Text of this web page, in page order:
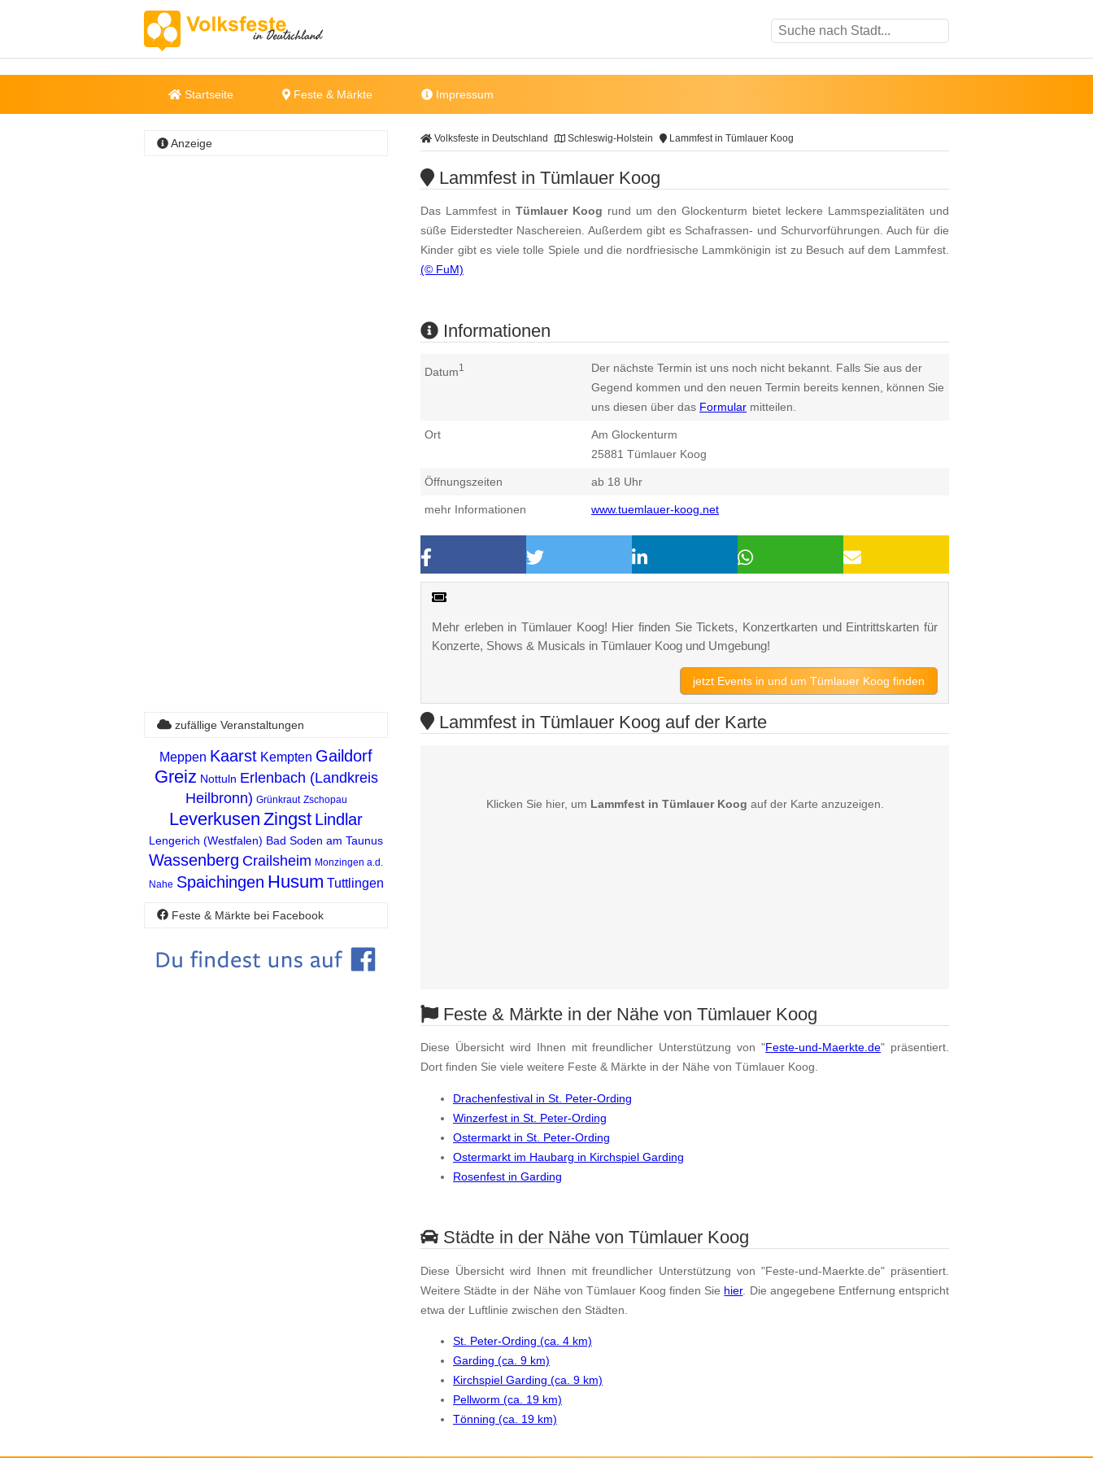
Startseite Feste & Märkte Impressum
Volksfeste in Deutschland Schleswig-Holstein Lammfest in Tümlauer Koog
Lammfest in Tümlauer Koog
Das Lammfest in Tümlauer Koog rund um den Glockenturm bietet leckere Lammspezialitäten und
süße Eiderstedter Naschereien. Außerdem gibt es Schafrassen- und Schurvorführungen. Auch für die
Kinder gibt es viele tolle Spiele und die nordfriesische Lammkönigin ist zu Besuch auf dem Lammfest.
(© FuM)
Informationen
Datum1
Der nächste Termin ist uns noch nicht bekannt. Falls Sie aus der
Gegend kommen und den neuen Termin bereits kennen, können Sie
uns diesen über das Formular mitteilen.
Ort
Am Glockenturm
25881 Tümlauer Koog
Öffnungszeiten ab 18 Uhr
mehr Informationen www.tuemlauer-koog.net
Mehr erleben in Tümlauer Koog! Hier finden Sie Tickets, Konzertkarten und Eintrittskarten für
Konzerte, Shows & Musicals in Tümlauer Koog und Umgebung!
jetzt Events in und um Tümlauer Koog finden
Anzeige
Lammfest in Tümlauer Koog auf der Karte
Klicken Sie hier, um Lammfest in Tümlauer Koog auf der Karte anzuzeigen.
Feste & Märkte in der Nähe von Tümlauer Koog
Diese Übersicht wird Ihnen mit freundlicher Unterstützung von "Feste-und-Maerkte.de" präsentiert.
Dort finden Sie viele weitere Feste & Märkte in der Nähe von Tümlauer Koog.
Drachenfestival in St. Peter-Ording
Winzerfest in St. Peter-Ording
Ostermarkt in St. Peter-Ording
Ostermarkt im Haubarg in Kirchspiel Garding
Rosenfest in Garding
Städte in der Nähe von Tümlauer Koog
Diese Übersicht wird Ihnen mit freundlicher Unterstützung von "Feste-und-Maerkte.de" präsentiert.
Weitere Städte in der Nähe von Tümlauer Koog finden Sie hier. Die angegebene Entfernung entspricht
etwa der Luftlinie zwischen den Städten.
St. Peter-Ording (ca. 4 km)
Garding (ca. 9 km)
Kirchspiel Garding (ca. 9 km)
Pellworm (ca. 19 km)
Tönning (ca. 19 km)
zufällige Veranstaltungen
Meppen Kaarst Kempten Gaildorf
Greiz Nottuln Erlenbach (Landkreis
Heilbronn) Grünkraut Zschopau
Leverkusen Zingst Lindlar
Lengerich (Westfalen) Bad Soden am Taunus
Wassenberg Crailsheim Monzingen a.d.
Nahe Spaichingen Husum Tuttlingen
Feste & Märkte bei Facebook